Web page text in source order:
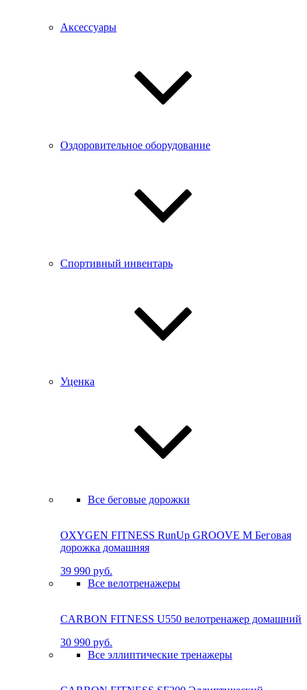
Аксессуары
Оздоровительное оборудование
Спортивный инвентарь
Уценка
Все беговые дорожки
OXYGEN FITNESS RunUp GROOVE M Бе­го­вая
до­рож­ка до­маш­няя
39 990 руб.
Все велотренажеры
CARBON FITNESS U550 велотренажер домашний
30 990 руб.
Все эллиптические тренажеры